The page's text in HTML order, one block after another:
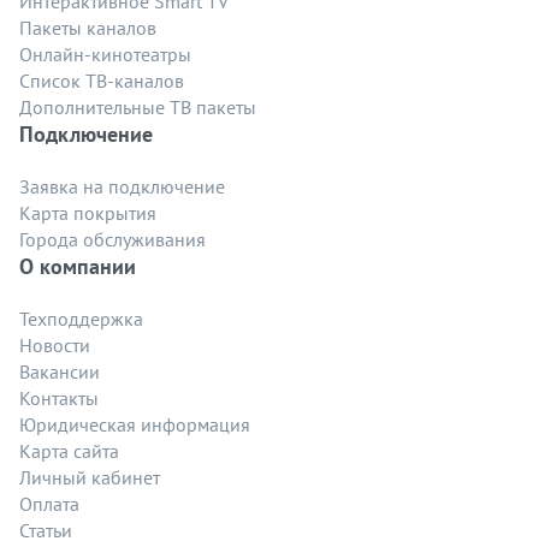
Пакеты каналов
Онлайн-кинотеатры
Список ТВ-каналов
Дополнительные ТВ пакеты
Подключение
Заявка на подключение
Карта покрытия
Города обслуживания
О компании
Техподдержка
Новости
Вакансии
Контакты
Юридическая информация
Карта сайта
Личный кабинет
Оплата
Статьи